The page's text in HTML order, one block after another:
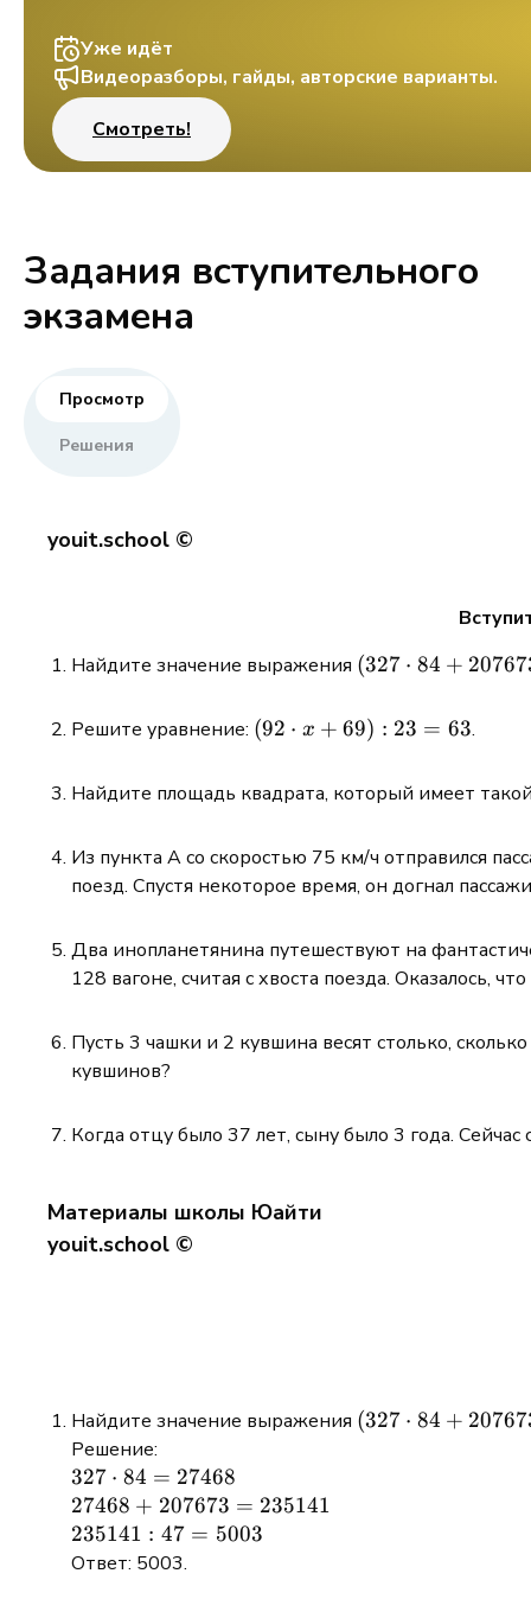
Уже идёт
Видеоразборы, гайды, авторские варианты.
Смотреть!
Задания вступительного
экзамена
Просмотр
Решения
youit.school ©
Найдите значение выражения (327
84 +
207673)
(327 ⋅ 84 +
Решите уравнение: (92
69) :
63
(92 ⋅ x + 69) : 23 = 63.
Найдите площадь квадрата, который имеет
Из пункта А со скоростью 75 км/ч отправился
поезд. Спустя некоторое время, он догнал
Два инопланетянина путешествуют на
128 вагоне, считая с хвоста поезда. Оказалось,
Пусть 3 чашки и 2 кувшина весят столько,
кувшинов?
Когда отцу было 37 лет, сыну было 3 года.
Материалы школы Юайти
youit.school ©
Найдите значение выражения (327
(327 ⋅ 84 +
Решение:
327
\cdot
84 =
27468
327 ⋅ 84 = 27468
27468
+
207673
27468 + 207673 = 235141
235141
: 47 =
235141 : 47 = 5003
Ответ: 5003.